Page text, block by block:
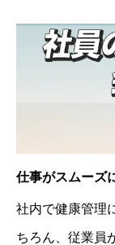
仕事がスムーズ
社内で健康管理
ちろん、従業員